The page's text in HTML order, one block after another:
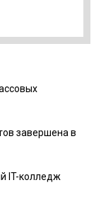
завершена в
IT-колледж